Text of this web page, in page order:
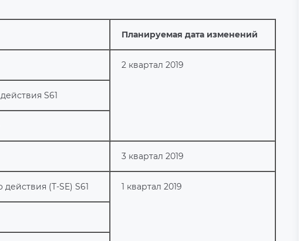
Планируемая дата изменений
2 квартал 2019
S61
3 квартал 2019
(T-SE) S61 1 квартал 2019